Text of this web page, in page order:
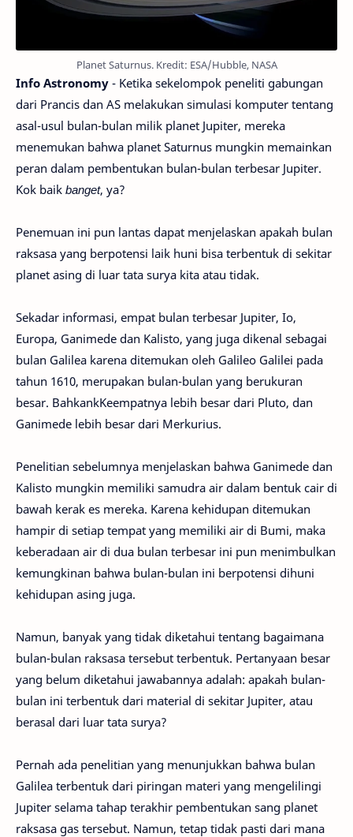
Planet Saturnus. Kredit: ESA/Hubble, NASA
Info Astronomy - Ketika sekelompok peneliti gabungan
dari Prancis dan AS melakukan simulasi komputer tentang
asal-usul bulan-bulan milik planet Jupiter, mereka
menemukan bahwa planet Saturnus mungkin memainkan
peran dalam pembentukan bulan-bulan terbesar Jupiter.
Kok baik banget, ya?
Penemuan ini pun lantas dapat menjelaskan apakah bulan
raksasa yang berpotensi laik huni bisa terbentuk di sekitar
planet asing di luar tata surya kita atau tidak.
Sekadar informasi, empat bulan terbesar Jupiter, Io,
Europa, Ganimede dan Kalisto, yang juga dikenal sebagai
bulan Galilea karena ditemukan oleh Galileo Galilei pada
tahun 1610, merupakan bulan-bulan yang berukuran
besar. BahkankKeempatnya lebih besar dari Pluto, dan
Ganimede lebih besar dari Merkurius.
Penelitian sebelumnya menjelaskan bahwa Ganimede dan
Kalisto mungkin memiliki samudra air dalam bentuk cair di
bawah kerak es mereka. Karena kehidupan ditemukan
hampir di setiap tempat yang memiliki air di Bumi, maka
keberadaan air di dua bulan terbesar ini pun menimbulkan
kemungkinan bahwa bulan-bulan ini berpotensi dihuni
kehidupan asing juga.
Namun, banyak yang tidak diketahui tentang bagaimana
bulan-bulan raksasa tersebut terbentuk. Pertanyaan besar
yang belum diketahui jawabannya adalah: apakah bulan-
bulan ini terbentuk dari material di sekitar Jupiter, atau
berasal dari luar tata surya?
Pernah ada penelitian yang menunjukkan bahwa bulan
Galilea terbentuk dari piringan materi yang mengelilingi
Jupiter selama tahap terakhir pembentukan sang planet
raksasa gas tersebut. Namun, tetap tidak pasti dari mana